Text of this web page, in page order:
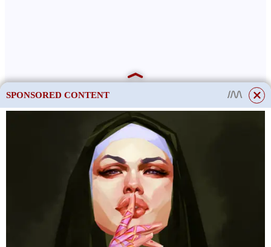
Hyperparatyreóza může u koček vést k problémům se zuby a
dásněmi. Vaše kočka může mít zubní kámen, onemocnění dásní a
další onemocnění dutiny ústní.
Pokud si u své kočky všimnete jednoho nebo více z těchto
příznaků, měli byste kontaktovat svého veterináře, aby vám určil
diagnózu a vhodnou léčbu. Včasný kontakt s odborníkem pomůže
předejít možným komplikacím a udržet zdraví vašeho mazlíčka.
Léčba hyperparatyreózy u koček
This site uses cookies to store data. By continuing to use the site, you consent
to the use of these files.
SPONSORED CONTENT